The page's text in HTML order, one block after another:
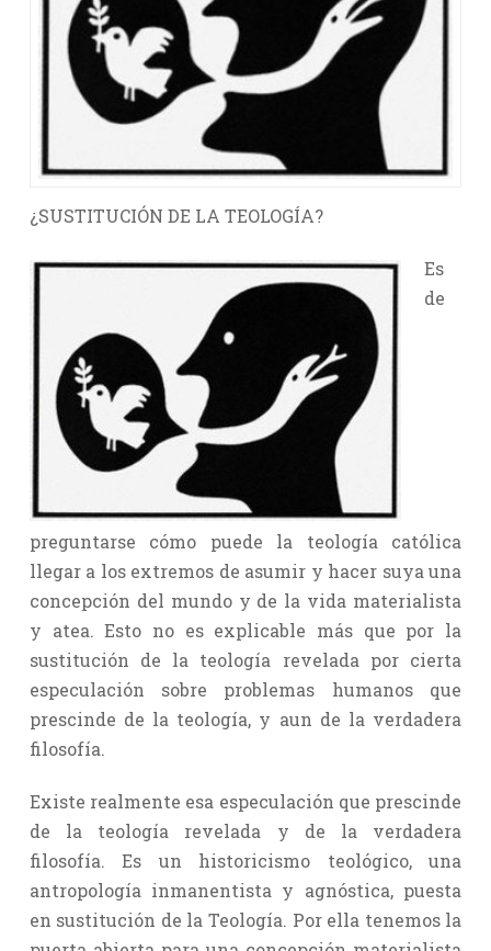
¿SUSTITUCIÓN DE LA TEOLOGÍA?
Es
de
preguntarse cómo puede la teología católica
llegar a los extremos de asumir y hacer suya una
concepción del mundo y de la vida materialista
y atea. Esto no es explicable más que por la
sustitución de la teología revelada por cierta
especulación sobre problemas humanos que
prescinde de la teología, y aun de la verdadera
filosofía.
Existe realmente esa especulación que prescinde
de la teología revelada y de la verdadera
filosofía. Es un historicismo teológico, una
antropología inmanentista y agnóstica, puesta
en sustitución de la Teología. Por ella tenemos la